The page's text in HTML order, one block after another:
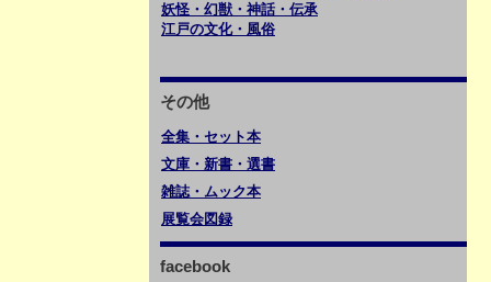
妖怪・幻獣・神話・伝承
江戸の文化・風俗
その他
全集・セット本
文庫・新書・選書
雑誌・ムック本
展覧会図録
facebook